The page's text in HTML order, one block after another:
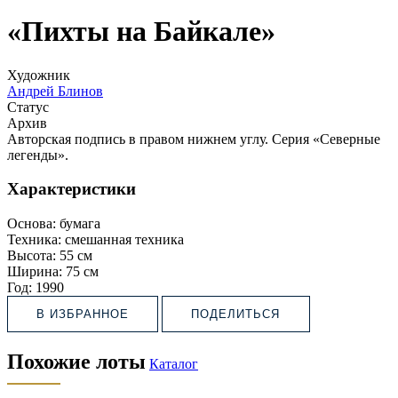
«Пихты на Байкале»
Художник
Андрей Блинов
Статус
Архив
Авторская подпись в правом нижнем углу. Серия «Северные
легенды».
Характеристики
Основа: бумага
Техника: смешанная техника
Высота: 55 см
Ширина: 75 см
Год: 1990
В ИЗБРАННОЕ ПОДЕЛИТЬСЯ
Похожие лоты Каталог